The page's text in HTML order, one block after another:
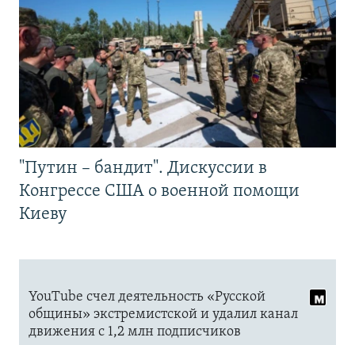
"Путин – бандит". Дискуссии в
Конгрессе США о военной помощи
Киеву